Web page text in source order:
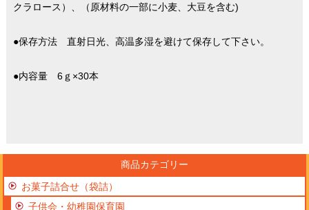
クラロース）、（原材料の一部に小麦、大豆を含む)
●保存方法 直射日光、高温多湿を避けて保存して下さい。
●内容量 6ｇ×30本
商品カテゴリー
お菓子詰合せ（袋詰）
子供会・幼稚園保育園